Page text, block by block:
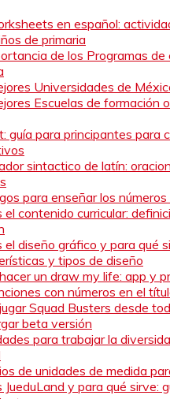
en español:
de primaria
de los Programas de
Universidades de
Escuelas de formación
guía para principantes para
sintactico de latín:
para enseñar los
el contenido curricular:
el diseño gráfico y para qué
y tipos de diseño
un draw my life: app y
con números en el
Squad Busters desde
beta versión
para trabajar la
de unidades de medida
JueduLand y para qué sirve: